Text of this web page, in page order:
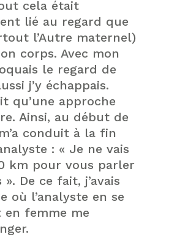
cela était
lié au regard que
l’Autre maternel)
corps. Avec mon
le regard de
j’y échappais.
qu’une approche
Ainsi, au début de
conduit à la fin
: « Je ne vais
km pour vous parler
De ce fait, j’avais
où l’analyste en se
femme me